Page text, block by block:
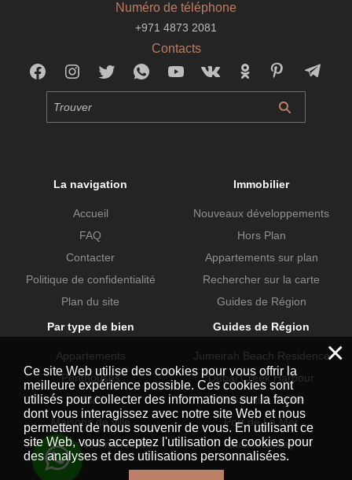
Numéro de téléphone
+971 4873 2081
Contacts
La navigation
Accueil
FAQ
Contacter
Politique de confidentialité
Plan du site
Immobilier
Nouveaux développements
Hors Plan
Appartements sur plan
Rechercher sur la carte
Guides de Région
Par type de bien
Appartements
Penthouses
Villas
Maisons de ville
Propriétés commerciales
Guides de Région
Jumeirah Beach Residence
Dubai Creek Harbour
Dubai Hills Estate
Port de La Mer
Business Bay
×
Ce site Web utilise des cookies pour vous offrir la
meilleure expérience possible. Ces cookies sont
utilisés pour collecter des informations sur la façon
dont vous interagissez avec notre site Web et nous
permettent de nous souvenir de vous. En utilisant ce
site Web, vous acceptez l'utilisation de cookies pour
des analyses et des utilisations personnalisées.